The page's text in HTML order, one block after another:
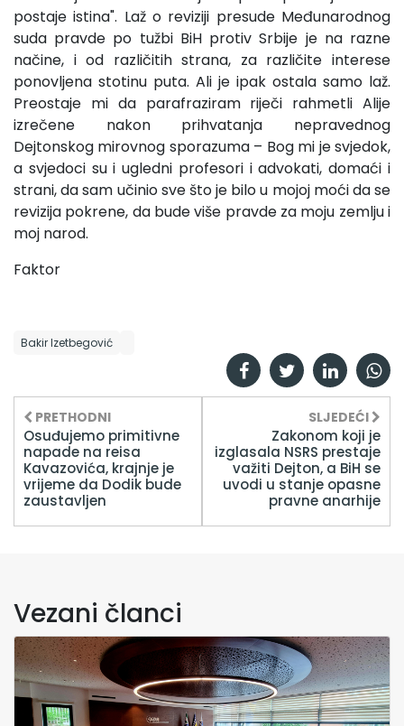
postaje istina". Laž o reviziji presude Međunarodnog
suda pravde po tužbi BiH protiv Srbije je na razne
načine, i od različitih strana, za različite interese
ponovljena stotinu puta. Ali je ipak ostala samo laž.
Preostaje mi da parafraziram riječi rahmetli Alije
izrečene nakon prihvatanja nepravednog
Dejtonskog mirovnog sporazuma – Bog mi je svjedok,
a svjedoci su i ugledni profesori i advokati, domaći i
strani, da sam učinio sve što je bilo u mojoj moći da se
revizija pokrene, da bude više pravde za moju zemlju i
moj narod.
Faktor
Bakir Izetbegović
PRETHODNI
Osuđujemo primitivne
napade na reisa
Kavazovića, krajnje je
vrijeme da Dodik bude
zaustavljen
SLJEDEĆI
Zakonom koji je
izglasala NSRS prestaje
važiti Dejton, a BiH se
uvodi u stanje opasne
pravne anarhije
Vezani članci